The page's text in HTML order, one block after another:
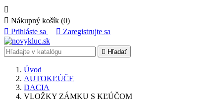

 Nákupný košík (0)
 Prihláste sa  Zaregistrujte sa
 Hľadať
Úvod
AUTOKĽÚČE
DACIA
VLOŽKY ZÁMKU S KĽÚČOM